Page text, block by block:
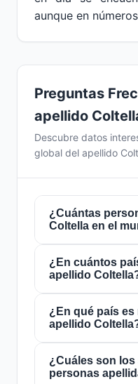
aunque en
Preguntas
apellido
Descubre datos
global del apellido
¿Cuántas
Coltella en el
Actualmente hay
personascon el
mundo. Esto
de cada
lleva este apellido.
10 países, lo que
¿En cuántos
apellido
El apellidoColtella
de todo el mundo.
apellido de
múltiples países
migración y
¿En qué país es
apellido
El apellidoColtella
donde lo portan
¿Cuáles son
personas